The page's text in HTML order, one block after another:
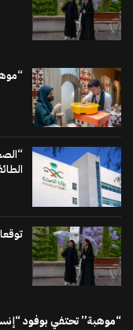
“موهبة” تحتفي بوفود “إنسو 2026” في ليلة